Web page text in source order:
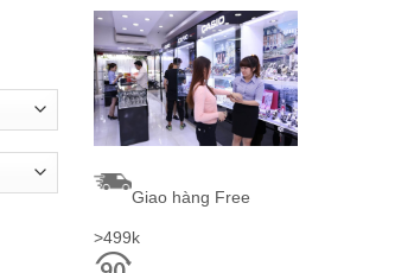
Giao hàng Free
>499k